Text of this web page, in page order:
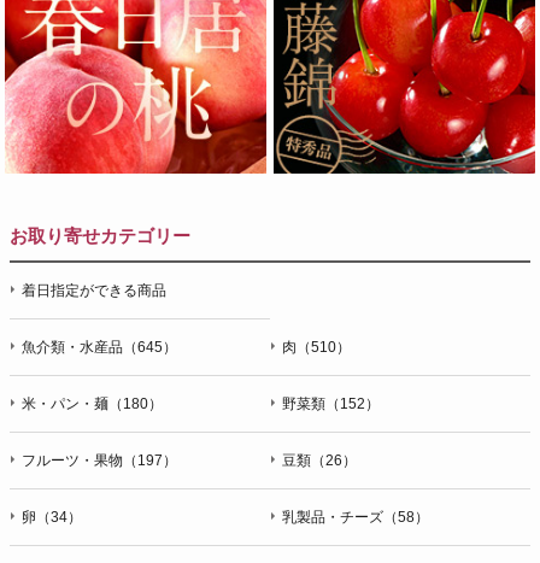
お取り寄せカテゴリー
着日指定ができる商品
魚介類・水産品（645） 肉（510）
米・パン・麺（180） 野菜類（152）
フルーツ・果物（197） 豆類（26）
卵（34） 乳製品・チーズ（58）